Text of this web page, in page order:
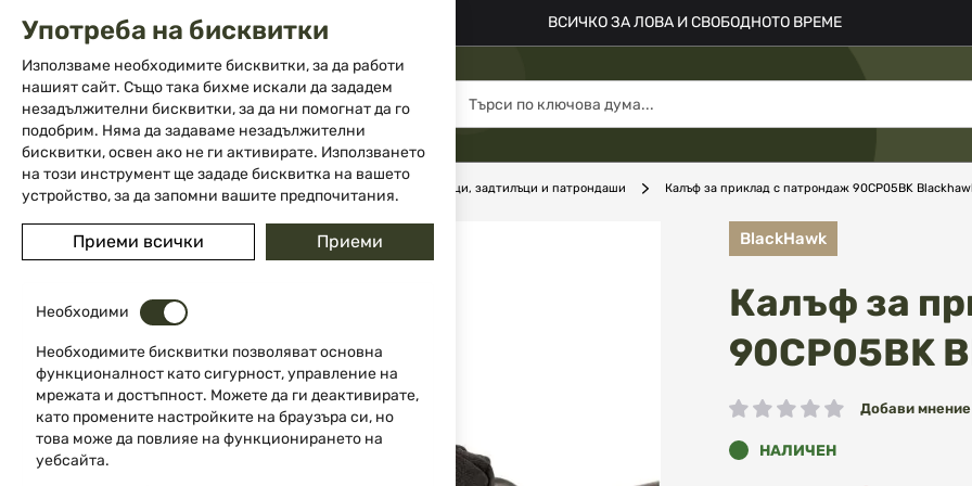
02 983 5014 office@isd-bg.com
Прескачане
съдържанието
ВСИЧКО ЗА ЛОВА И СВОБОДНОТО ВРЕМЕ
МЕНЮ
Начало Ремъци, задтилъци и патрондаши Калъф за приклад с патрондаж 90CP05BK
BlackHawk
Калъф за
90CP05BK
рейтинг: Добави мнение
НАЛИЧЕН
-34%
Преминете
галерията
изображенията
Употреба на бисквитки
Използваме необходимите бисквитки, за да работи
нашият сайт. Също така бихме искали да зададем
незадължителни бисквитки, за да ни помогнат да го
подобрим. Няма да задаваме незадължителни
бисквитки, освен ако не ги активирате. Използването
на този инструмент ще зададе бисквитка на вашето
устройство, за да запомни вашите предпочитания.
Приеми всички Приеми
Необходими
Необходимите бисквитки позволяват основна
функционалност като сигурност, управление на
мрежата и достъпност. Можете да ги деактивирате,
като промените настройките на браузъра си, но
това може да повлияе на функционирането на
уебсайта.